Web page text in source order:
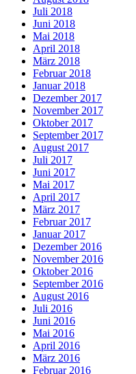
Juli 2018
Juni 2018
Mai 2018
April 2018
März 2018
Februar 2018
Januar 2018
Dezember 2017
November 2017
Oktober 2017
September 2017
August 2017
Juli 2017
Juni 2017
Mai 2017
April 2017
März 2017
Februar 2017
Januar 2017
Dezember 2016
November 2016
Oktober 2016
September 2016
August 2016
Juli 2016
Juni 2016
Mai 2016
April 2016
März 2016
Februar 2016